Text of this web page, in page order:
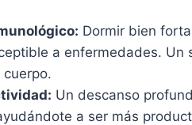
Dormir bien
a enfermedades. Un
Un descanso
a ser más